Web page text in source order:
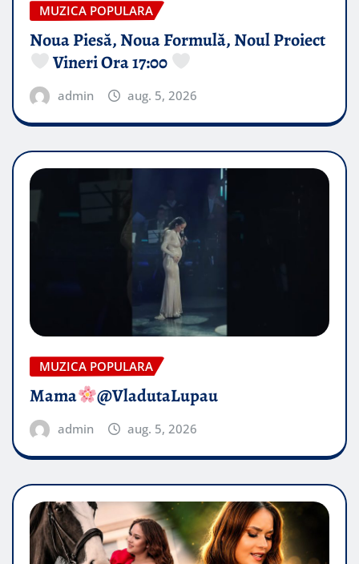
MUZICA POPULARA
Noua Piesă, Noua Formulă, Noul Proiect
Vineri Ora 17:00
admin aug. 5, 2026
MUZICA POPULARA
Mama @VladutaLupau
admin aug. 5, 2026